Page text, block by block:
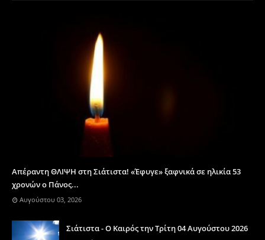
Απέραντη ΘΛΙΨΗ στη Σιάτιστα! «Έφυγε» ξαφνικά σε ηλικία 53
χρονών ο Πάνος...
Αυγούστου 03, 2026
Σιάτιστα - Ο Καιρός την Τρίτη 04 Αυγούστου 2026